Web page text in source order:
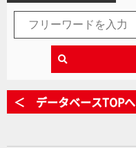
＜ データベースTOPへ